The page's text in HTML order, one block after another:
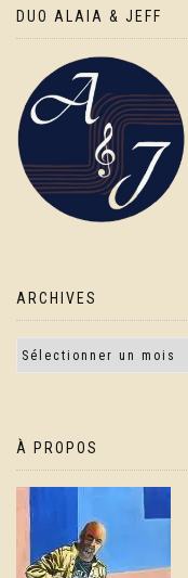
DUO ALAIA & JEFF
ARCHIVES
À PROPOS